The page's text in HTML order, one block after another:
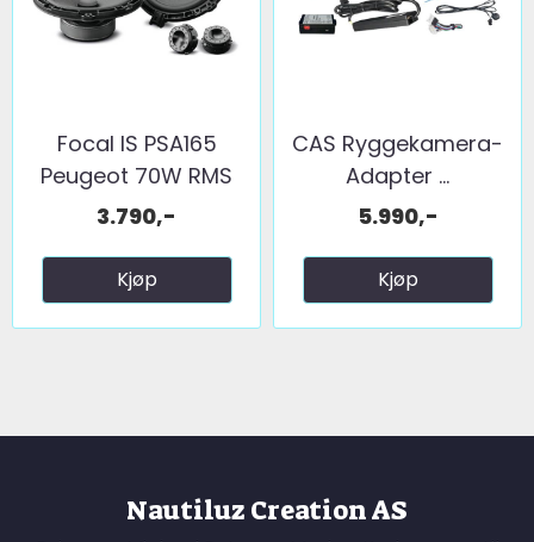
Focal IS PSA165
Peugeot 70W RMS
3.790,-
Kjøp
CAS Ryggekamera-
Adapter ...
5.990,-
Kjøp
Nautiluz Creation AS